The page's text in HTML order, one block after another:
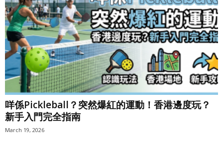
咩係Pickleball？突然爆紅的運動！香港邊度玩？
新手入門完全指南
March 19, 2026